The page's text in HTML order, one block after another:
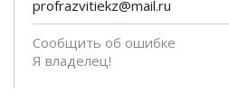
profrazvitiekz@mail.ru
Сообщить об ошибке
Я владелец!